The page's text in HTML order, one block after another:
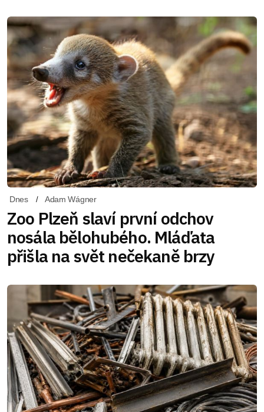
Dnes Adam Wágner
Zoo Plzeň slaví první odchov
nosála bělohubého. Mláďata
přišla na svět nečekaně brzy